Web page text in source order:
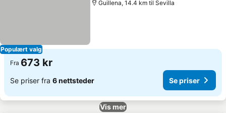
Populært valg
Guillena, 14.4 km til Sevilla
Fra 673 kr
Se priser fra 6 nettsteder Se priser
Vis mer